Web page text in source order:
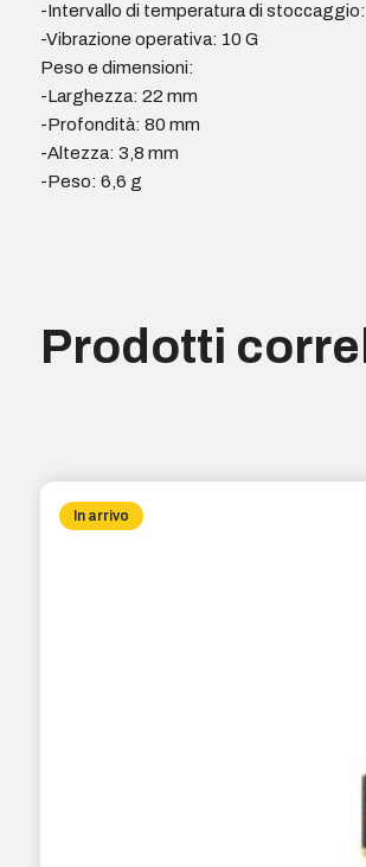
-Intervallo di temperatura di stoccaggio:
-Vibrazione operativa: 10 G
Peso e dimensioni:
-Larghezza: 22 mm
-Profondità: 80 mm
-Altezza: 3,8 mm
-Peso: 6,6 g
Prodotti
In arrivo